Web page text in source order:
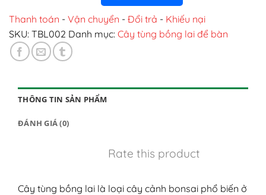
Thanh toán - Vận chuyển - Đổi trả - Khiếu nại
SKU: TBL002 Danh mục: Cây tùng bồng lai để bàn
THÔNG TIN SẢN PHẨM
ĐÁNH GIÁ (0)
Rate this product
Cây tùng bồng lai là loại cây cảnh bonsai phổ biến ở